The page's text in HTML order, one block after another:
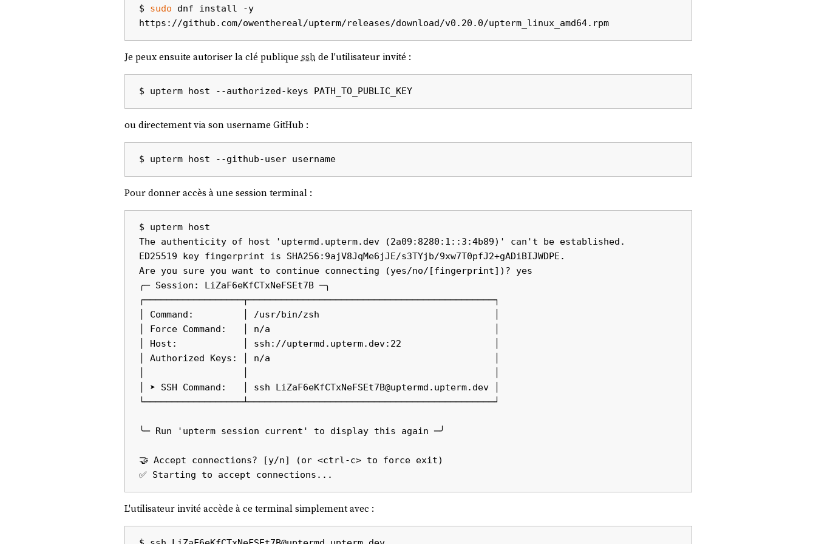
$ sudo dnf install -y
https://github.com/owenthereal/upterm/releases/download/v0.20.0/upterm_linux_amd64.rpm
Je peux ensuite autoriser la clé publiquesshde l'utilisateur invité :
$ upterm host --authorized-keys PATH_TO_PUBLIC_KEY
ou directement via son username GitHub :
$ upterm host --github-user username
Pour donner accès à une session terminal :
$ upterm host
The authenticity of host 'uptermd.upterm.dev (2a09:8280:1::3:4b89)' can't be established.
ED25519 key fingerprint is SHA256:9ajV8JqMe6jJE/s3TYjb/9xw7T0pfJ2+gADiBIJWDPE.
Are you sure you want to continue connecting (yes/no/[fingerprint])? yes
╭─ Session: LiZaF6eKfCTxNeFSEt7B ─╮
┌──────────────────┬─────────────────────────────────────────────┐
│ Command:         │ /usr/bin/zsh                                │
│ Force Command:   │ n/a                                         │
│ Host:            │ ssh://uptermd.upterm.dev:22                 │
│ Authorized Keys: │ n/a                                         │
│ ➤ SSH Command:   │ ssh LiZaF6eKfCTxNeFSEt7B@uptermd.upterm.dev │
└──────────────────┴─────────────────────────────────────────────┘
╰─ Run 'upterm session current' to display this again ─╯
🤝 Accept connections? [y/n] (or <ctrl-c> to force exit)
L'utilisateur invité accède à ce terminal simplement avec :